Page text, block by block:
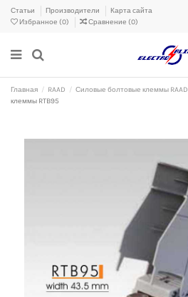
Статьи Производители
Карта сайта
Избранное (0) Сравнение (0)
Главная RAAD Силовые болтовые клеммы RAAD
клеммы RTB95